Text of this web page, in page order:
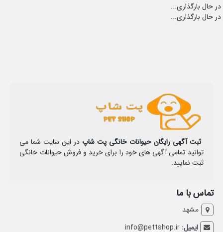
در حال بارگذاری...
در حال بارگذاری...
ثبت آگهی رایگان حیوانات خانگی پت شاپ در این سایت شما می
توانید تمامی آگهی های خود را برای خرید و فروش حیوانات خانگی
ثبت نمایید.
تماس با ما
مشهد
ایمیل:info@pettshop.ir